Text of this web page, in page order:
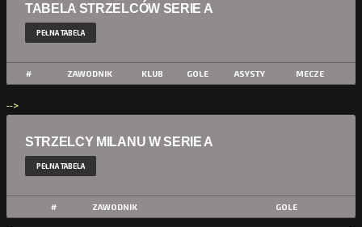
TABELA STRZELCÓW SERIE A
PEŁNA TABELA
# ZAWODNIK KLUB GOLE ASYSTY MECZE
-->
STRZELCY MILANU W SERIE A
PEŁNA TABELA
# ZAWODNIK GOLE